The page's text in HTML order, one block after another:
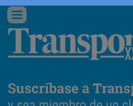
Conmutar
navegación